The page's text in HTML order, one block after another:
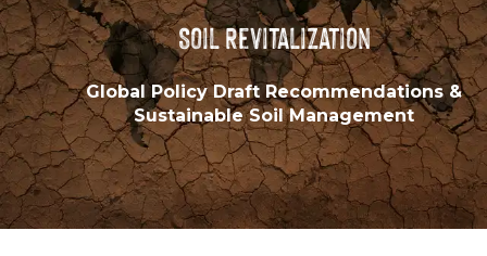
Soil Revitalization
Global Policy Draft Recommendations &
Sustainable Soil Management